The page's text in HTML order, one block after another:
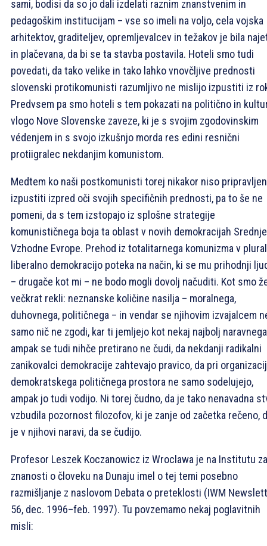
sami, bodisi da so jo dali izdelati raznim znanstvenim in
pedagoškim institucijam – vse so imeli na voljo, cela vojska
arhitektov, graditeljev, opremljevalcev in težakov je bila
in plačevana, da bi se ta stavba postavila. Hoteli smo tudi
povedati, da tako velike in tako lahko vnovčljive prednosti
slovenski protikomunisti razumljivo ne mislijo izpustiti iz
Predvsem pa smo hoteli s tem pokazati na politično in
vlogo Nove Slovenske zaveze, ki je s svojim zgodovinskim
védenjem in s svojo izkušnjo morda res edini resnični
protiigralec nekdanjim komunistom.
Medtem ko naši postkomunisti torej nikakor niso
izpustiti izpred oči svojih specifičnih prednosti, pa to še ne
pomeni, da s tem izstopajo iz splošne strategije
komunističnega boja ta oblast v novih demokracijah
Vzhodne Evrope. Prehod iz totalitarnega komunizma v
liberalno demokracijo poteka na način, ki se mu prihodnji
– drugače kot mi – ne bodo mogli dovolj načuditi. Kot smo
večkrat rekli: neznanske količine nasilja – moralnega,
duhovnega, političnega – in vendar se njihovim izvajalcem
samo nič ne zgodi, kar ti jemljejo kot nekaj najbolj
ampak se tudi nihče pretirano ne čudi, da nekdanji radikalni
zanikovalci demokracije zahtevajo pravico, da pri
demokratskega političnega prostora ne samo sodelujejo,
ampak jo tudi vodijo. Ni torej čudno, da je tako nenavadna
vzbudila pozornost filozofov, ki je zanje od začetka rečeno,
je v njihovi naravi, da se čudijo.
Profesor Leszek Koczanowicz iz Wroclawa je na Institutu za
znanosti o človeku na Dunaju imel o tej temi posebno
razmišljanje z naslovom Debata o preteklosti (IWM
56, dec. 1996–feb. 1997). Tu povzemamo nekaj poglavitnih
misli: